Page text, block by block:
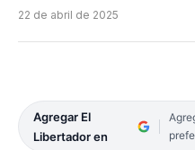
22 de abril de 2025
Agregar El
Libertador en